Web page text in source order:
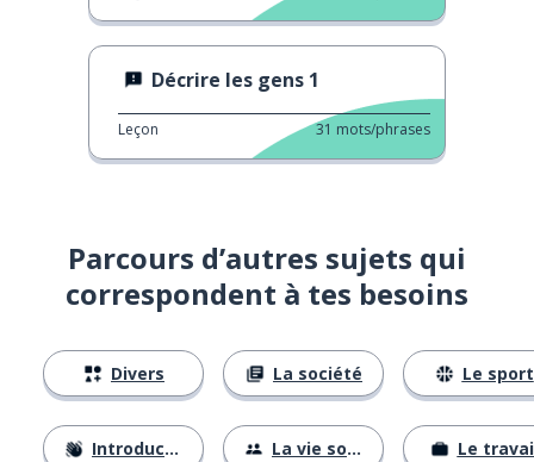
Décrire les gens 1
Leçon 31 mots/phrases
Parcours d’autres sujets qui
correspondent à tes besoins
Divers
Introductions
La société
La vie sociale
Le sport
Le